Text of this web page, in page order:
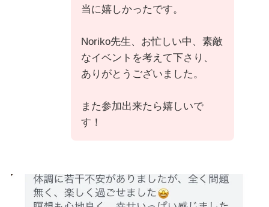
当に嬉しかったです。
Noriko先生、お忙しい中、素敵
なイベントを考えて下さり、
ありがとうございました。
また参加出来たら嬉しいで
す！